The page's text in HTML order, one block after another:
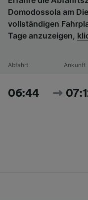
Domodossola am
vollständigen
Tage anzuzeigen,
Abfahrt Ankunft
06:44